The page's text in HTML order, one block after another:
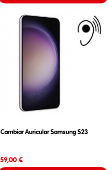
Cambiar Auricular Samsung S23
59,00 €